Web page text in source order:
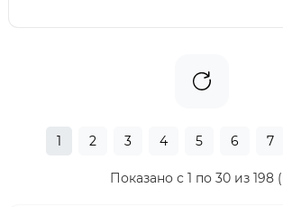
1 2 3 4 5 6 7
Показано с 1 по 30 из 198